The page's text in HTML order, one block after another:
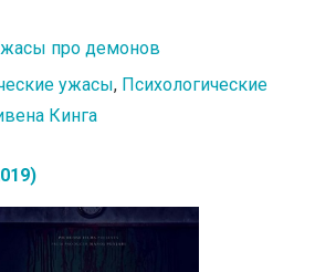
про демонов
ужасы, Психологические
Кинга